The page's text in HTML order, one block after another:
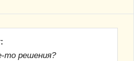
то решения?